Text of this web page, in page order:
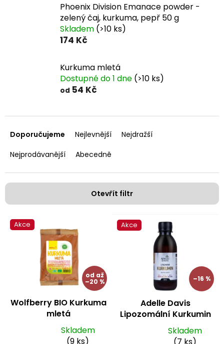
Phoenix Division Emanace powder -
zelený čaj, kurkuma, pepř 50 g
Skladem (>10 ks)
174 Kč
Kurkuma mletá
Dostupné do 1 dne (>10 ks)
od 54 Kč
a
e
í
p
r
d
u
Doporučujeme Nejlevnější
Nejdražší
Nejprodávanější
Abecedně
Otevřít filtr
V
ý
o
d
Akce
od až
–20 %
Wolfberry BIO Kurkuma
mletá
Skladem
(9 ks)
Akce
–16 %
Adelle Davis
Lipozomální Kurkumin
200 mlSkladem